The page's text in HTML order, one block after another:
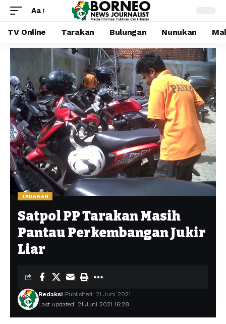
Aa
TV Online Tarakan Bulungan Nunukan
TARAKAN
Satpol PP Tarakan Masih
Pantau Perkembangan Jukir
Liar
Last updated: 21 Juni 2021 16:28
Redaksi Published: 21 Juni 2021